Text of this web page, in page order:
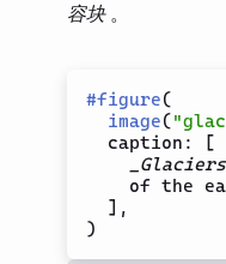
容块。
#figure(
image(
  caption
:
[
_Glaciers_
of the
] ,
)